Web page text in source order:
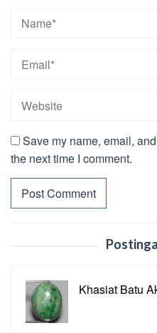
Save my name, email,
the next time I comment.
Khasiat Batu